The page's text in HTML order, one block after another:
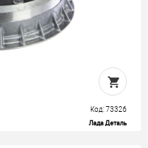
Код: 73326
Лада Деталь